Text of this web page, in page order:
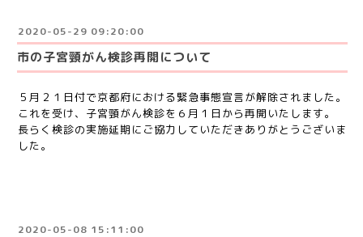
2020-05-29 09:20:00
市の子宮頸がん検診再開について
５月２１日付で京都府における緊急事態宣言が解除されました。
これを受け、子宮頸がん検診を６月１日から再開いたします。
長らく検診の実施延期にご協力していただきありがとうございま
した。
2020-05-08 15:11:00